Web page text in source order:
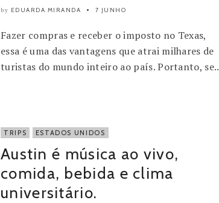
by EDUARDA MIRANDA 7 JUNHO
Fazer compras e receber o imposto no Texas,
essa é uma das vantagens que atrai milhares de
turistas do mundo inteiro ao país. Portanto, se..
TRIPS ESTADOS UNIDOS
Austin é música ao vivo,
comida, bebida e clima
universitário.